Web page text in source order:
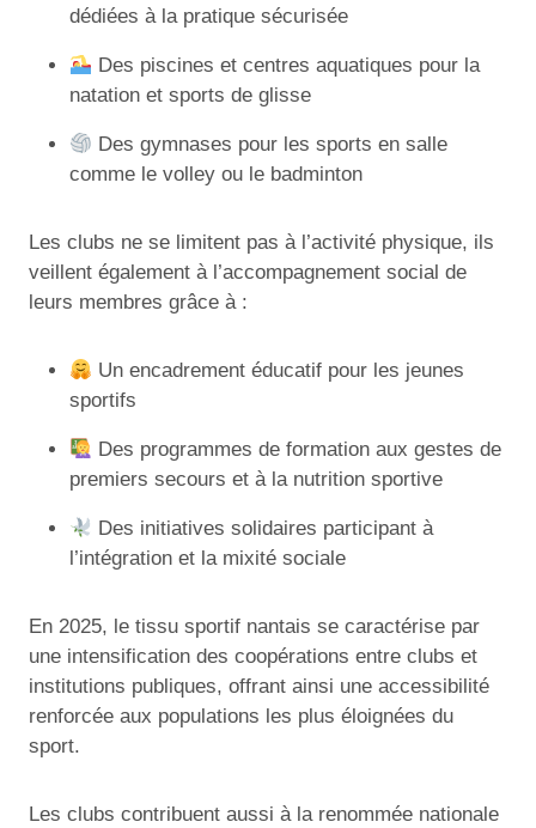
dédiées à la pratique sécurisée
Des piscines et centres aquatiques pour la
natation et sports de glisse
Des gymnases pour les sports en salle
comme le volley ou le badminton
Les clubs ne se limitent pas à l’activité physique, ils
veillent également à l’accompagnement social de
leurs membres grâce à :
Un encadrement éducatif pour les jeunes
sportifs
Des programmes de formation aux gestes de
premiers secours et à la nutrition sportive
Des initiatives solidaires participant à
l’intégration et la mixité sociale
En 2025, le tissu sportif nantais se caractérise par
une intensification des coopérations entre clubs et
institutions publiques, offrant ainsi une accessibilité
renforcée aux populations les plus éloignées du
sport.
Les clubs contribuent aussi à la renommée nationale